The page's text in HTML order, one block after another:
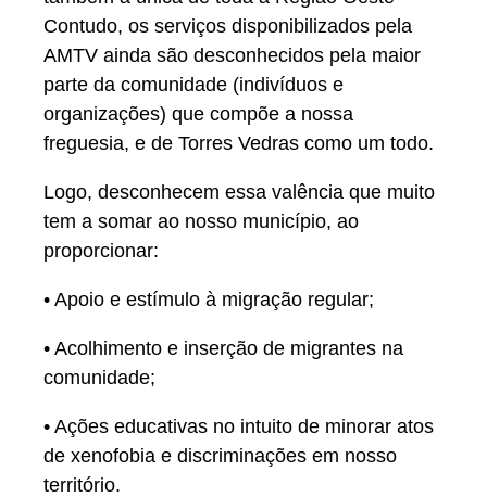
Contudo, os serviços disponibilizados pela
AMTV ainda são desconhecidos pela maior
parte da comunidade (indivíduos e
organizações) que compõe a nossa
freguesia, e de Torres Vedras como um todo.
Logo, desconhecem essa valência que muito
tem a somar ao nosso município, ao
proporcionar:
• Apoio e estímulo à migração regular;
• Acolhimento e inserção de migrantes na
comunidade;
• Ações educativas no intuito de minorar atos
de xenofobia e discriminações em nosso
território.